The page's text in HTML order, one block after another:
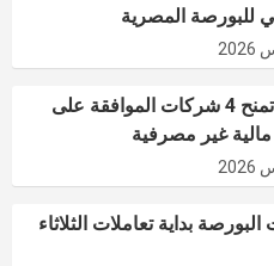
للبورصة المصرية
الرقابة المالية تمنح 4 شركات الموافقة على
غير مصرفية
بداية تعاملات الثلاثاء